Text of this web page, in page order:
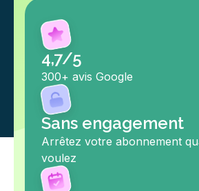
4,7/5
300+ avis Google
Sans engagement
Arrêtez votre abonnement
voulez